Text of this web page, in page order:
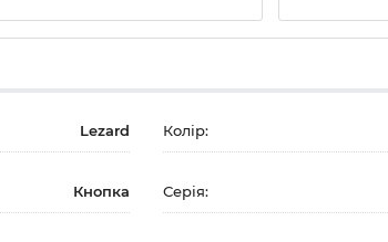
Lezard Колір:
Кнопка Серія: